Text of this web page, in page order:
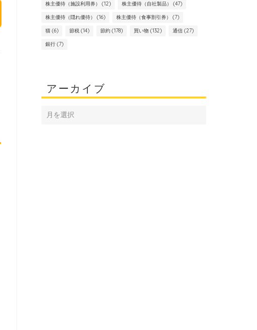
株主優待（施設利用券） (12) 株主優待（自社製品） (47)
株主優待（隠れ優待） (16) 株主優待（食事割引券） (7)
猫(6) 節税(14) 節約(178) 買い物(132) 通信(27)
銀行(7)
アーカイブ